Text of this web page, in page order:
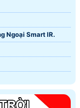
Ngoại Smart IR.